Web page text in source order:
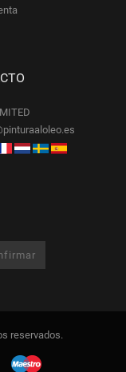
reservados.